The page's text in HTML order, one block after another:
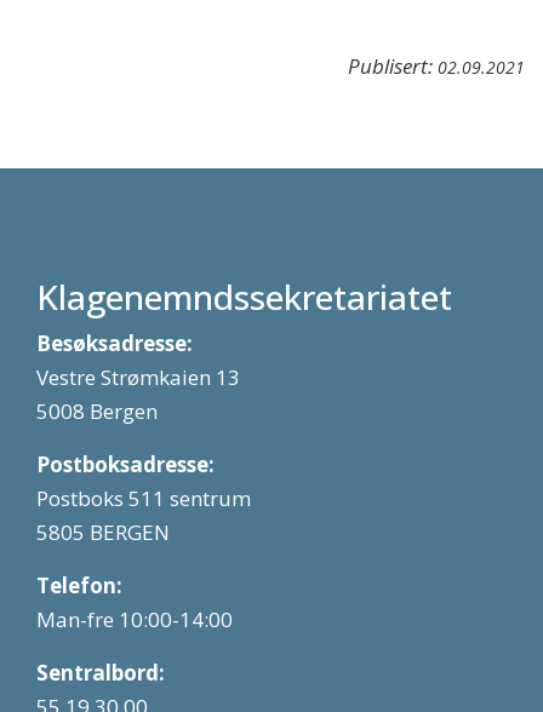
Publisert: 02.09.2021
Klagenemndssekretariatet
Besøksadresse:
Vestre Strømkaien 13
5008 Bergen
Postboksadresse:
Postboks 511 sentrum
5805 BERGEN
Telefon:
Man-fre 10:00-14:00
Sentralbord: